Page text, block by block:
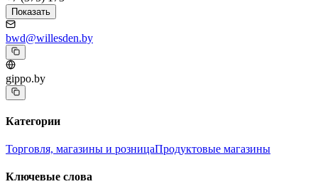
Показать
bwd@willesden.by
gippo.by
Категории
Торговля, магазины и розницаПродуктовые магазины
Ключевые слова